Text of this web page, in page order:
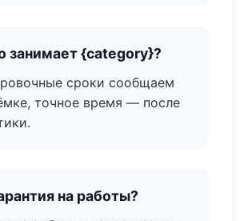
занимает {category}?
сроки сообщаем
точное время — после
на работы?